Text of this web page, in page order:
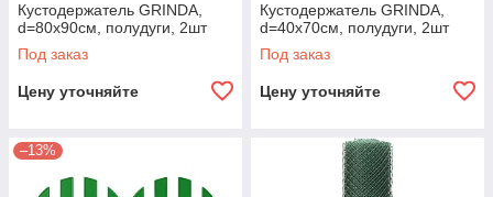
Кустодержатель GRINDA,
d=80х90см, полудуги, 2шт
Под заказ
Цену уточняйте
Кустодержатель GRINDA,
d=40х70см, полудуги, 2шт
Под заказ
Цену уточняйте
–13%